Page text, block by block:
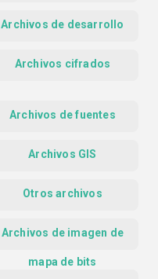
Archivos de desarrollo
Archivos cifrados
Archivos de fuentes
Archivos GIS
Otros archivos
Archivos de imagen de
mapa de bits